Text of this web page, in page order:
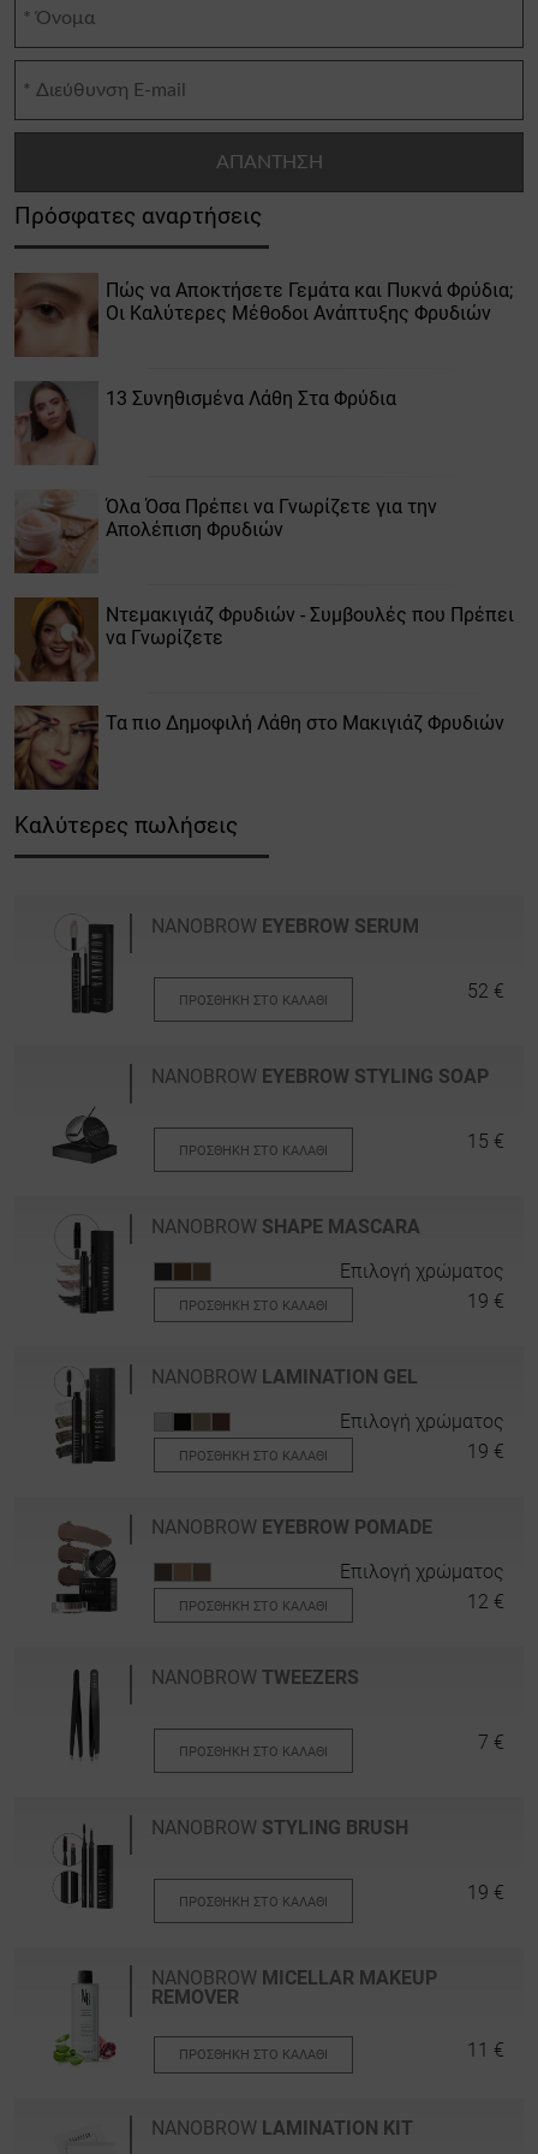
Πρόσφατες αναρτήσεις
Πώς να Αποκτήσετε Γεμάτα και Πυκνά Φρύδια;
Οι Καλύτερες Μέθοδοι Ανάπτυξης Φρυδιών
13 Συνηθισμένα Λάθη Στα Φρύδια
Όλα Όσα Πρέπει να Γνωρίζετε για την
Απολέπιση Φρυδιών
Ντεμακιγιάζ Φρυδιών - Συμβουλές που Πρέπει
να Γνωρίζετε
Τα πιο Δημοφιλή Λάθη στο Μακιγιάζ Φρυδιών
Καλύτερες πωλήσεις
NANOBROW EYEBROW SERUM
ΠΡΟΣΘΉΚΗ ΣΤΟ ΚΑΛΆΘΙ 52 €
NANOBROW EYEBROW STYLING SOAP
ΠΡΟΣΘΉΚΗ ΣΤΟ ΚΑΛΆΘΙ 15 €
NANOBROW SHAPE MASCARA
Επιλογή χρώματος
ΠΡΟΣΘΉΚΗ ΣΤΟ ΚΑΛΆΘΙ 19 €
NANOBROW LAMINATION GEL
Επιλογή χρώματος
ΠΡΟΣΘΉΚΗ ΣΤΟ ΚΑΛΆΘΙ 19 €
NANOBROW EYEBROW POMADE
Επιλογή χρώματος
ΠΡΟΣΘΉΚΗ ΣΤΟ ΚΑΛΆΘΙ 12 €
NANOBROW TWEEZERS
ΠΡΟΣΘΉΚΗ ΣΤΟ ΚΑΛΆΘΙ 7 €
NANOBROW STYLING BRUSH
ΠΡΟΣΘΉΚΗ ΣΤΟ ΚΑΛΆΘΙ 19 €
NANOBROW MICELLAR MAKEUP
REMOVER
ΠΡΟΣΘΉΚΗ ΣΤΟ ΚΑΛΆΘΙ 11 €
NANOBROW LAMINATION KIT